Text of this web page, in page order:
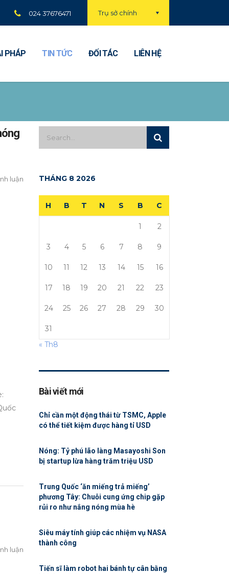
Trụ sở chính
024 37676471
PHÁP TIN TỨC ĐỐI TÁC LIÊN HỆ
luận
luận
THÁNG 8 2026
H B T N S B C
1 2
3 4 5 6 7 8 9
10 11 12 13 14 15 16
17 18 19 20 21 22 23
24 25 26 27 28 29 30
31
« Th8
Bài viết mới
Chỉ cần một động thái từ TSMC, Apple
có thể tiết kiệm được hàng tỉ USD
Nóng: Tỷ phú lão làng Masayoshi Son
bị startup lừa hàng trăm triệu USD
Trung Quốc ‘ăn miếng trả miếng’
phương Tây: Chuỗi cung ứng chip gặp
rủi ro như nắng nóng mùa hè
Siêu máy tính giúp các nhiệm vụ NASA
thành công
Tiến sĩ làm robot hai bánh tự cân bằng